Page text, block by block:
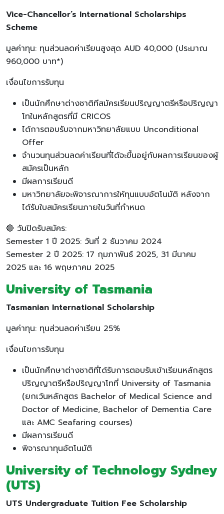
Vice-Chancellor’s International Scholarships
Scheme
มูลค่าทุน: ทุนส่วนลดค่าเรียนสูงสุด AUD 40,000 (ประมาณ
960,000 บาท*)
เงื่อนไขการรับทุน
เป็นนักศึกษาต่างชาติทีสมัครเรียนปริญญาตรีหรือปริญญา
โทในหลักสูตรที่มี CRICOS
ได้การตอบรับจากมหาวิทยาลัยแบบ Unconditional
Offer
จำนวนทุนส่วนลดค่าเรียนที่ได้จะขึ้นอยู่กับผลการเรียนของผู้
สมัครเป็นหลัก
มีผลการเรียนดี
มหาวิทยาลัยจะพิจารณาการให้ทุนแบบอัตโนมัติ หลังจาก
ได้รับใบสมัครเรียนภายในวันที่กำหนด
🔴 วันปิดรับสมัคร:
Semester 1 ปี 2025: วันที่ 2 ธันวาคม 2024
Semester 2 ปี 2025: 17 กุมภาพันธ์ 2025, 31 มีนาคม
2025 และ 16 พฤษภาคม 2025
University of Tasmania
Tasmanian International Scholarship
มูลค่าทุน: ทุนส่วนลดค่าเรียน 25%
เงื่อนไขการรับทุน
เป็นนักศึกษาต่างชาติที่ได้รับการตอบรับเข้าเรียนหลักสูตร
ปริญญาตรีหรือปริญญาโทที่ University of Tasmania
(ยกเว้นหลักสูตร Bachelor of Medical Science and
Doctor of Medicine, Bachelor of Dementia Care
และ AMC Seafaring courses)
มีผลการเรียนดี
พิจารณาทุนอัตโนมัติ
University of Technology Sydney
(UTS)
UTS Undergraduate Tuition Fee Scholarship